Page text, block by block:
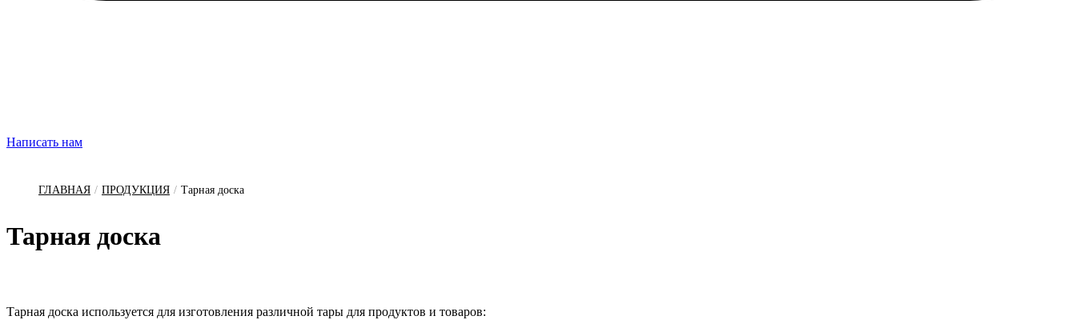
Написать нам
ГЛАВНАЯ / ПРОДУКЦИЯ / Тарная доска
Тар­ная дос­ка
Тарная доска используется для изготовления различной тары для продуктов и товаров: